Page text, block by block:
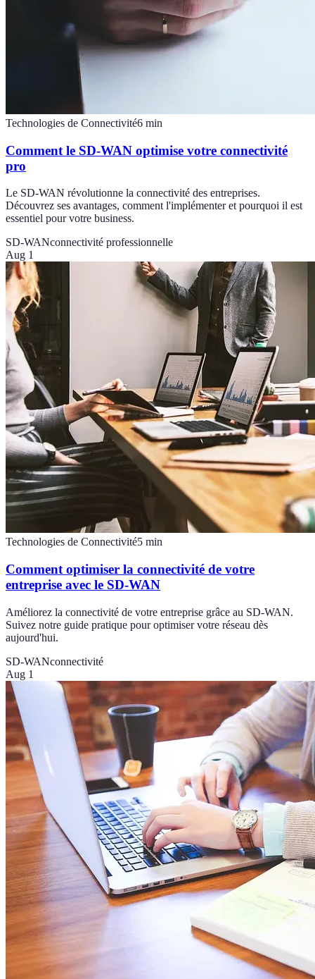
Technologies de Connectivité6 min
Comment le SD-WAN optimise votre connectivité
pro
Le SD-WAN révolutionne la connectivité des entreprises.
Découvrez ses avantages, comment l'implémenter et pourquoi il est
essentiel pour votre business.
SD-WANconnectivité professionnelle
Aug 1
Technologies de Connectivité5 min
Comment optimiser la connectivité de votre
entreprise avec le SD-WAN
Améliorez la connectivité de votre entreprise grâce au SD-WAN.
Suivez notre guide pratique pour optimiser votre réseau dès
aujourd'hui.
SD-WANconnectivité
Aug 1